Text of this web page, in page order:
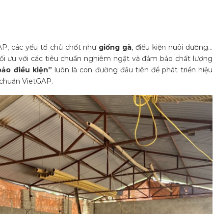
các yếu tố chủ chốt như giống gà, điều kiện nuôi dưỡng…
ưu với các tiêu chuẩn nghiêm ngặt và đảm bảo chất lượng
điều kiện” luôn là con đường đầu tiên để phát triển hiệu
VietGAP.